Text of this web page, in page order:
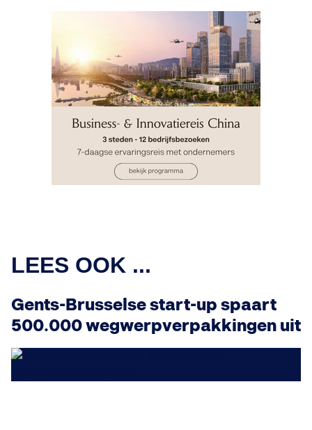
LEES OOK ...
Gents-Brusselse start-up spaart
500.000 wegwerpverpakkingen uit